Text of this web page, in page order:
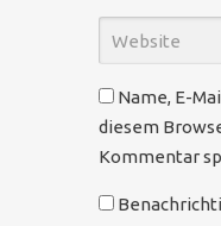
Name, E-
diesem
Kommentar